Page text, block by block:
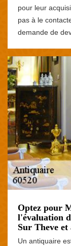
pour leur
pas à le
demande de
Optez pour
l'évaluation
Sur Theve
Un antiquaire